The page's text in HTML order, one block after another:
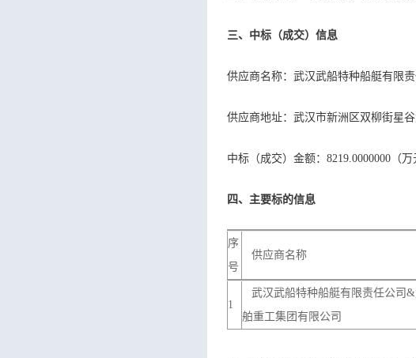
三、中标（成交）信息
供应商名称：武汉武船特种船艇有限
供应商地址：武汉市新洲区双柳街星
中标（成交）金额：8219.0000000（万
四、主要标的信息
序
号
供应商名称
1
武汉武船特种船艇有限责任公司
舶重工集团有限公司